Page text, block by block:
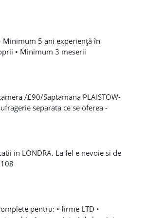
Minimum 5 ani experiență în
• Minimum 3 meserii
multe domenii din construcții •
de transport propriu
în funcție de experiență și
• Suport tehnic continuu și
• Mediu de lucru stabil cu
(opțional)
/£90/Saptamana PLAISTOW-
separata ce se oferea -
de frigider separat -wi-fi
se face cazare/plateste mai putin
in LONDRA. La fel e nevoie si de
pentru: • firme LTD •